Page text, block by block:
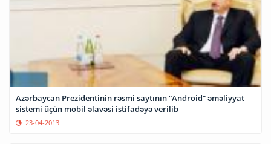
Azərbaycan Prezidentinin rəsmi saytının “Android” əməliyyat
sistemi üçün mobil əlavəsi istifadəyə verilib
23-04-2013